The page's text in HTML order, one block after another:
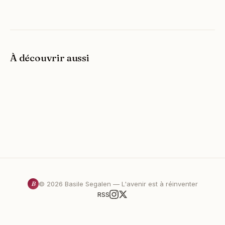
À découvrir aussi
B © 2026 Basile Segalen — L'avenir est à réinventer
RSS